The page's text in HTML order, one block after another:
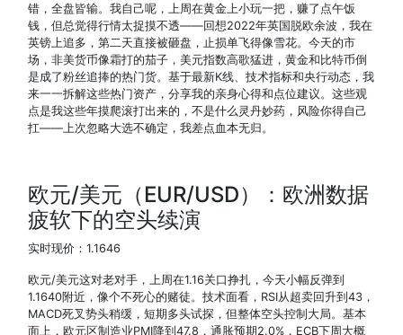
错，全盘皆输。我自己呢，上周在黄金上小玩一把，赚了点午饭
钱，但总觉得行情太捉摸不透——回想2022年英国脱欧余波，我在
英镑上追多，第二天直接被砸盘，止损单飞得像雪花。今天的市
场，非美货币像霜打的茄子，美元指数高歌猛进，黄金和比特币倒
是成了粉丝追捧的热门货。基于最新K线、技术指标和央行动态，我
来一一拆解这些热门资产，分享我的亲身心得和点位建议。这些观
点是我这些年摸爬滚打出来的，不是什么灵丹妙药，风险你得自己
扛——上次忽略大选不确定，我差点血本无归。
欧元/美元（EUR/USD）：欧洲数据
疲软下的空头续演
实时现价：1.1646
欧元/美元这对老对手，上周在1.16关口挣扎，今天小幅反弹到
1.1640附近，像个不死心的赌徒。技术面看，RSI从超卖回升到43，
MACD死叉势头稍缓，短期多头试探，但整体空头控制大局。基本
面上，欧元区制造业PMI降到47.8，通胀预期2.0%，ECB下周大概